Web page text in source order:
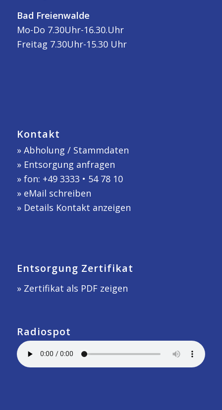
Bad Freienwalde
Mo-Do 7.30Uhr-16.30.Uhr
Freitag 7.30Uhr-15.30 Uhr
Kontakt
» Abholung / Stammdaten
» Entsorgung anfragen
» fon: +49 3333 • 54 78 10
» eMail schreiben
» Details Kontakt anzeigen
Entsorgung Zertifikat
» Zertifikat als PDF zeigen
Radiospot